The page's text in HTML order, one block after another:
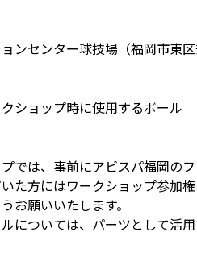
ンセンター球技場（福岡市東区
ショップ時に使用するボール
では、事前にアビスパ福岡の
た方にはワークショップ参加
お願いいたします。
については、パーツとして活